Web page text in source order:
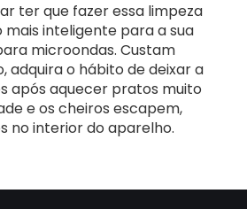
ter que fazer essa limpeza
inteligente para a sua
microondas. Custam
adquira o hábito de deixar a
após aquecer pratos muito
e os cheiros escapem,
no interior do aparelho.